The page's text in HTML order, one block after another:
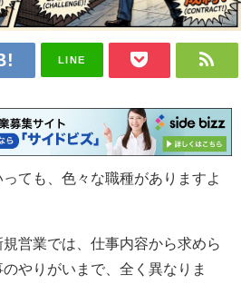
LINE
ても、色々な職種がありますよ
営業では、仕事内容から求めら
やりがいまで、全く異なりま